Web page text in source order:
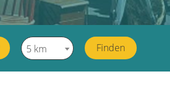
5 km Finden